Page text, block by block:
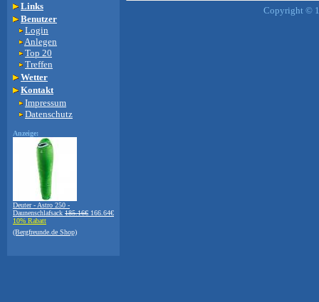
Links
Benutzer
Login
Anlegen
Top 20
Treffen
Wetter
Kontakt
Impressum
Datenschutz
Anzeige:
Deuter - Astro 250 -
Daunenschlafsack 185.16€ 166.64€
10% Rabatt
(Bergfreunde.de Shop)
Copyright ©